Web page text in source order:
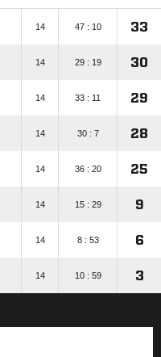
14 47 : 10 33
14 29 : 19 30
14 33 : 11 29
14 30 : 7 28
14 36 : 20 25
14 15 : 29 9
14 8 : 53 6
14 10 : 59 3